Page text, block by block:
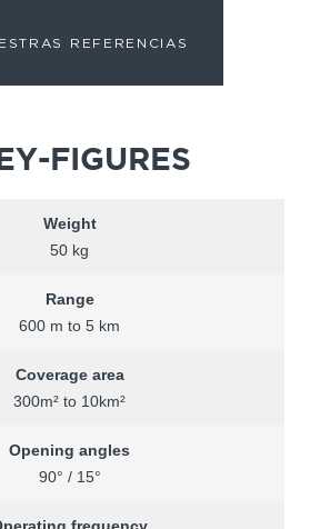
REFERENCIAS
FIGURES
Weight
50 kg
Range
600 m to 5 km
Coverage area
300m² to 10km²
Opening angles
90° / 15°